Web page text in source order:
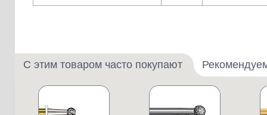
С этим товаром часто покупают